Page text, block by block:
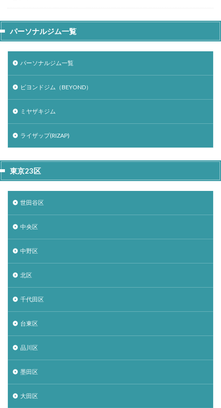
パーソナルジム一覧
パーソナルジム一覧
ビヨンドジム（BEYOND）
ミヤザキジム
ライザップ(RIZAP)
東京23区
世田谷区
中央区
中野区
北区
千代田区
台東区
品川区
墨田区
大田区